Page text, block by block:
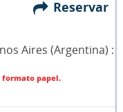
Reservar
Aires (Argentina) :
papel.